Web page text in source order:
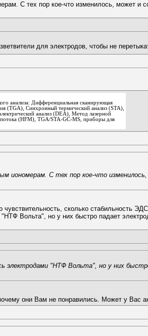
С тех пор кое-что изменилось, может и
для электродов, чтобы не
анализа: Дифференциальная сканирующая
(TGA), Синхронный термический анализ (STA),
анализ (DEA), Метод лазерной
(HFM), TGA/STA-GC-MS, приборы для
иономерам. С тех пор кое-что
сколько стабильность
Вольта", но у них быстро падает
электродами "НТФ Вольта", но у них
они Вам не понравились. Может у Вас